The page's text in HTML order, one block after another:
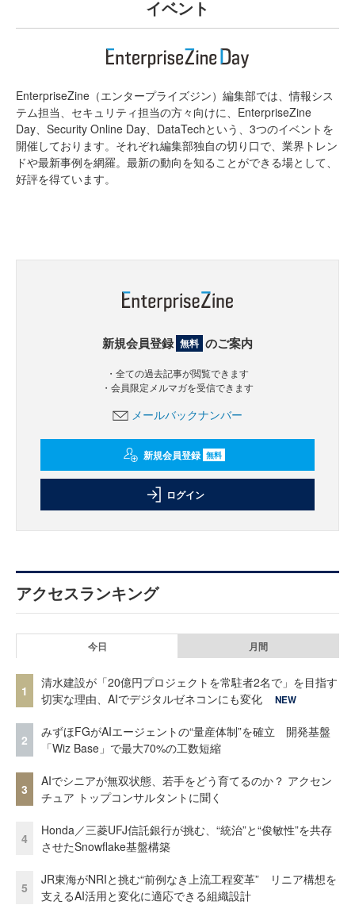
イベント
EnterpriseZine（エンタープライズジン）編集部では、情報シス
テム担当、セキュリティ担当の方々向けに、EnterpriseZine
Day、Security Online Day、DataTechという、3つのイベントを
開催しております。それぞれ編集部独自の切り口で、業界トレン
ドや最新事例を網羅。最新の動向を知ることができる場として、
好評を得ています。
新規会員登録 無料 のご案内
・全ての過去記事が閲覧できます
・会員限定メルマガを受信できます
メールバックナンバー
新規会員登録 無料
ログイン
アクセスランキング
今日 月間
1
清水建設が「20億円プロジェクトを常駐者2名で」を目指す
切実な理由、AIでデジタルゼネコンにも変化
NEW
2
みずほFGがAIエージェントの“量産体制”を確立 開発基盤
「Wiz Base」で最大70%の工数短縮
3
AIでシニアが無双状態、若手をどう育てるのか？ アクセン
チュア トップコンサルタントに聞く
4
Honda／三菱UFJ信託銀行が挑む、“統治”と“俊敏性”を共存
させたSnowflake基盤構築
5
JR東海がNRIと挑む“前例なき上流工程変革” リニア構想を
支えるAI活用と変化に適応できる組織設計